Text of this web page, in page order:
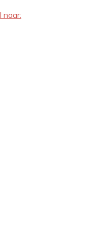
naar: